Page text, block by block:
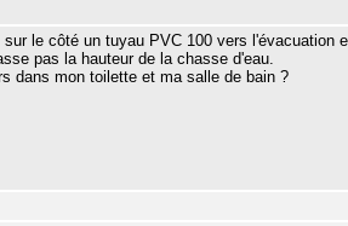
le côté un tuyau PVC 100 vers l'évacuation
pas la hauteur de la chasse d'eau.
dans mon toilette et ma salle de bain ?